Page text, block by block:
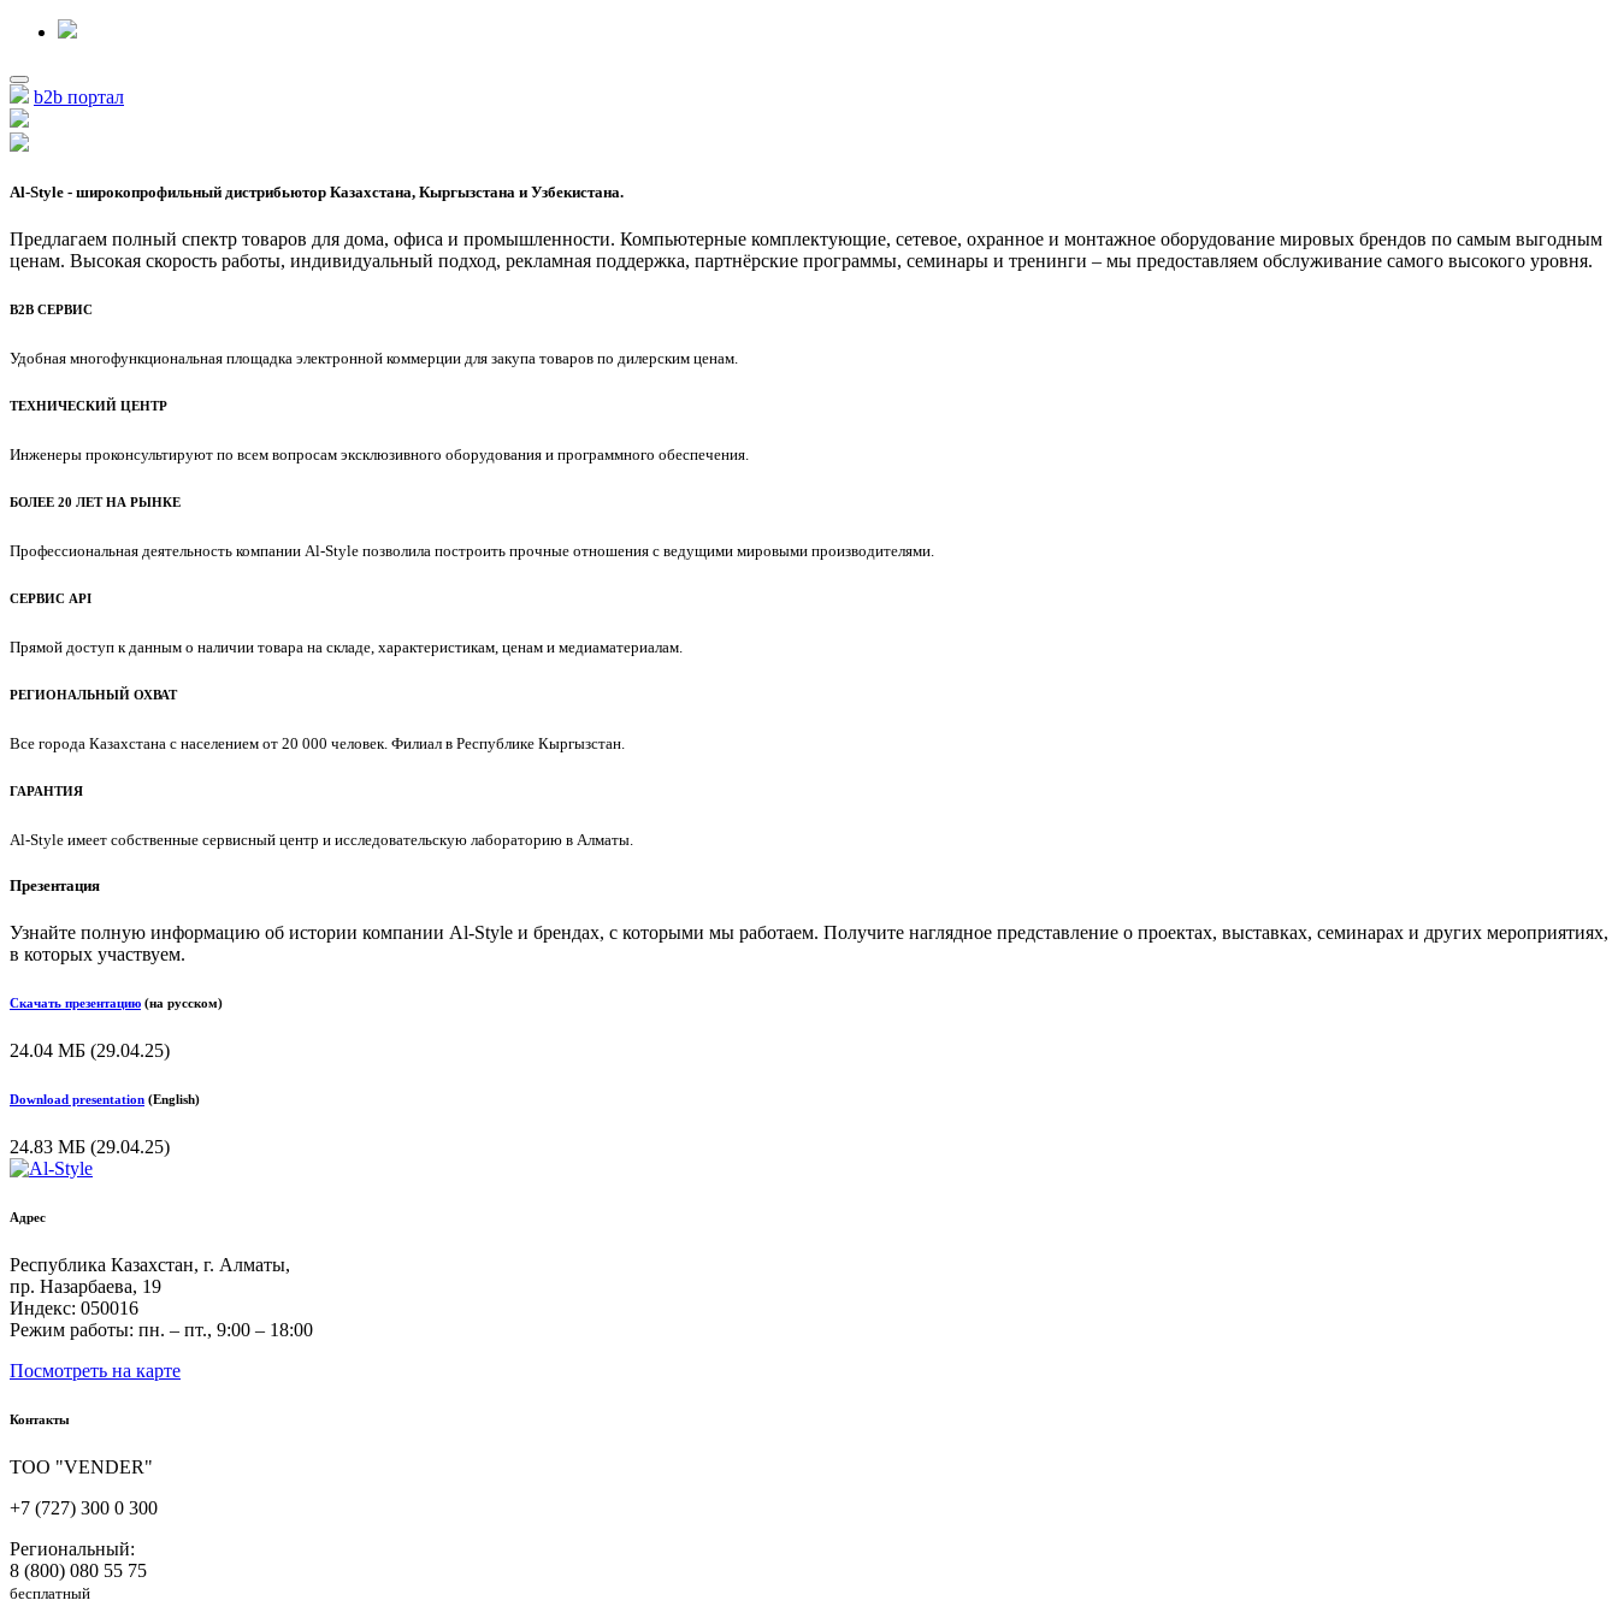
b2b портал
Al-Style - широкопрофильный дистрибьютор Казахстана, Кыргызстана и Узбекистана.
Предлагаем полный спектр товаров для дома, офиса и промышленности. Компьютерные комплектующие, сетевое, охранное и монтажное оборудование мировых брендов по самым выгодным
ценам. Высокая скорость работы, индивидуальный подход, рекламная поддержка, партнëрские программы, семинары и тренинги – мы предоставляем обслуживание самого высокого уровня.
В2В СЕРВИС
Удобная многофункциональная площадка электронной коммерции для закупа товаров по дилерским ценам.
ТЕХНИЧЕСКИЙ ЦЕНТР
Инженеры проконсультируют по всем вопросам эксклюзивного оборудования и программного обеспечения.
БОЛЕЕ 20 ЛЕТ НА РЫНКЕ
Профессиональная деятельность компании Al-Style позволила построить прочные отношения с ведущими мировыми производителями.
СЕРВИС API
Прямой доступ к данным о наличии товара на складе, характеристикам, ценам и медиаматериалам.
РЕГИОНАЛЬНЫЙ ОХВАТ
Все города Казахстана с населением от 20 000 человек. Филиал в Республике Кыргызстан.
ГАРАНТИЯ
Al-Style имеет собственные сервисный центр и исследовательскую лабораторию в Алматы.
Презентация
Узнайте полную информацию об истории компании Al-Style и брендах, с которыми мы работаем. Получите наглядное представление о проектах, выставках, семинарах и других мероприятиях,
в которых участвуем.
Скачать презентацию (на русском)
24.04 МБ (29.04.25)
Download presentation (English)
24.83 МБ (29.04.25)
Адрес
Республика Казахстан, г. Алматы,
пр. Назарбаева, 19
Индекс: 050016
Режим работы: пн. – пт., 9:00 – 18:00
Посмотреть на карте
Контакты
ТОО "VENDER"
+7 (727) 300 0 300
Региональный:
8 (800) 080 55 75
бесплатный